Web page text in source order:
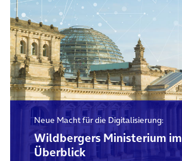
Neue Macht für die Digitalisierung:
Wildbergers Ministerium im
Überblick